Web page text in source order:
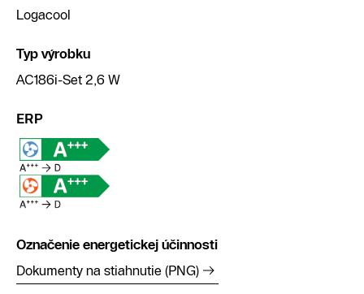
Logacool
Typ výrobku
AC186i-Set 2,6 W
ERP
Označenie energetickej účinnosti
Dokumenty na stiahnutie (PNG)